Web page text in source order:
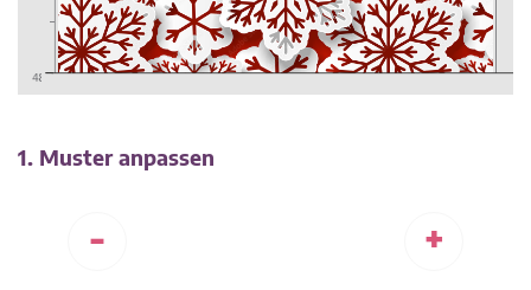
1. Muster anpassen
- +